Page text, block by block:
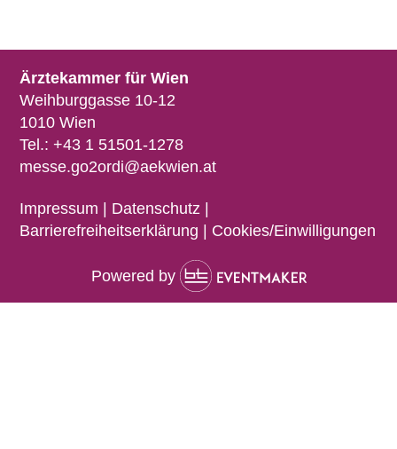
Ärztekammer für Wien
Weihburggasse 10-12
1010 Wien
Tel.: +43 1 51501-1278
messe.go2ordi@aekwien.at
Impressum | Datenschutz |
Barrierefreiheitserklärung | Cookies/Einwilligungen
Powered by